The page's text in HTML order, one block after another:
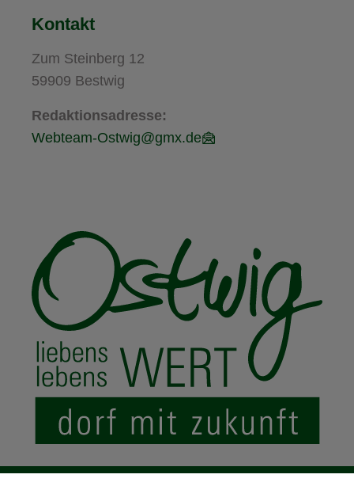
Kontakt
Zum Steinberg 12
59909 Bestwig
Redaktionsadresse:
Webteam-Ostwig@gmx.de